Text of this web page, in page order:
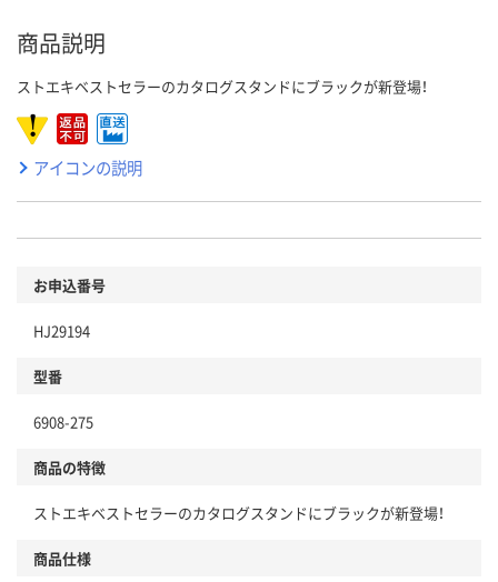
商品説明
ストエキベストセラーのカタログスタンドにブラックが新登場！
アイコンの説明
お申込番号
HJ29194
型番
6908-275
商品の特徴
ストエキベストセラーのカタログスタンドにブラックが新登場！
商品仕様